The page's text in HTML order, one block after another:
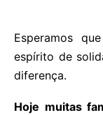
Esperamos
espírito de
diferença.
Hoje muitas